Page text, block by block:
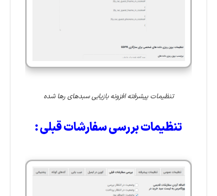
تنظیمات پیشرفته افزونه بازیابی سبدهای رها شده
تنظیمات بررسی سفارشات قبلی :